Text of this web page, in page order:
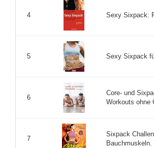
4 Sexy Sixpack:
5 Sexy Sixpack
6
Core- und
Workouts ohne
7
Sixpack